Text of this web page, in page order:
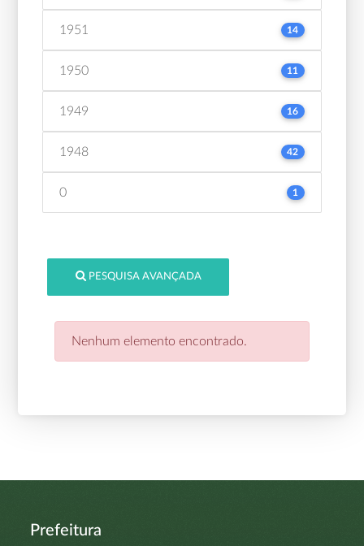
1951 14
1950 11
1949 16
1948 42
0 1
PESQUISA AVANÇADA
Nenhum elemento encontrado.
Prefeitura